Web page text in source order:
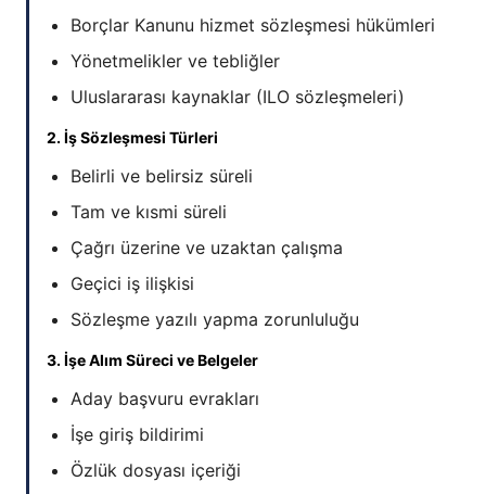
Borçlar Kanunu hizmet sözleşmesi hükümleri
Yönetmelikler ve tebliğler
Uluslararası kaynaklar (ILO sözleşmeleri)
2. İş Sözleşmesi Türleri
Belirli ve belirsiz süreli
Tam ve kısmi süreli
Çağrı üzerine ve uzaktan çalışma
Geçici iş ilişkisi
Sözleşme yazılı yapma zorunluluğu
3. İşe Alım Süreci ve Belgeler
Aday başvuru evrakları
İşe giriş bildirimi
Özlük dosyası içeriği